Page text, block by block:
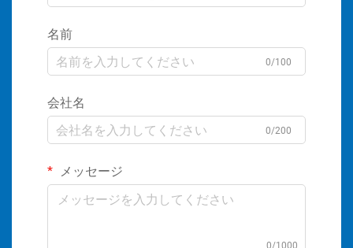
名前
0/100
会社名
0/200
メッセージ
0/1000